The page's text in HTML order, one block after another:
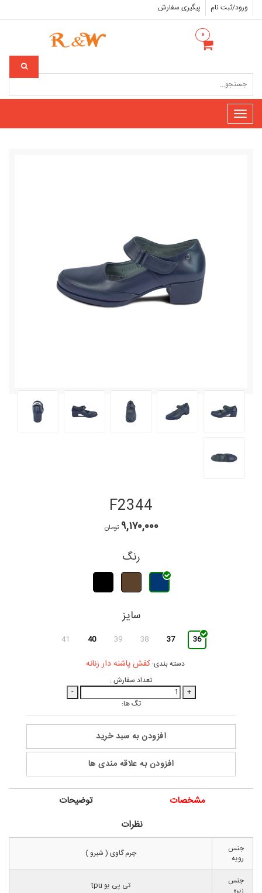
ورود/ثبت نام پیگیری سفارش
۰
Toggle
navigation
F2344
۹,۱۷۰,۰۰۰ تومان
رنگ
سایز
36
37
38
39
40
41
دسته بندی: کفش پاشنه دار زنانه
تعداد سفارش :
+
-
تگ ها:
افزودن به سبد خرید
افزودن به علاقه مندی ها
مشخصات
توضیحات
نظرات
جنس
رویه
چرم گاوی ( شبرو )
جنس
تی پی یو tpu